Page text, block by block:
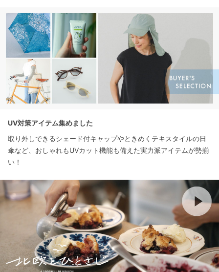
UV対策アイテム集めました
取り外しできるシェード付キャップやときめくテキスタイルの日
傘など、おしゃれもUVカット機能も備えた実力派アイテムが勢揃
い！